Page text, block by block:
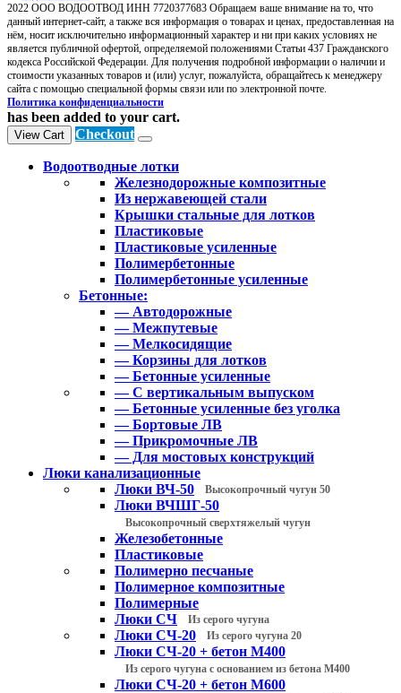
2022 ООО ВОДООТВОД ИНН 7720377683 Обращаем ваше внимание на то, что
данный интернет-сайт, а также вся информация о товарах и ценах, предоставленная на
нём, носит исключительно информационный характер и ни при каких условиях не
является публичной офертой, определяемой положениями Статьи 437 Гражданского
кодекса Российской Федерации. Для получения подробной информации о наличии и
стоимости указанных товаров и (или) услуг, пожалуйста, обращайтесь к менеджеру
сайта с помощью специальной формы связи или по электронной почте.
Политика конфиденциальности
has been added to your cart.
View Cart Checkout
Водоотводные лотки
Железнодорожные композитные
Из нержавеющей стали
Крышки стальные для лотков
Пластиковые
Пластиковые усиленные
Полимербетонные
Полимербетонные усиленные
Бетонные:
— Автодорожные
— Межпутевые
— Мелкосидящие
— Корзины для лотков
— Бетонные усиленные
— С вертикальным выпуском
— Бетонные усиленные без уголка
— Бортовые ЛВ
— Прикромочные ЛВ
— Для мостовых конструкций
Люки канализационные
Люки ВЧ-50
Высокопрочный чугун 50
Люки ВЧШГ-50
Высокопрочный сверхтяжелый чугун
Железобетонные
Пластиковые
Полимерно песчаные
Полимерное композитные
Полимерные
Люки СЧ
Из серого чугуна
Люки СЧ-20 Из серого чугуна 20
Люки СЧ-20 + бетон М400
Из серого чугуна с основанием из бетона М400
Люки СЧ-20 + бетон М600